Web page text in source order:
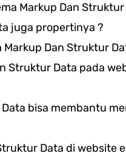
Markup Dan Struktur
juga propertinya ?
Dan Struktur
Struktur Data pada
bisa membantu
Data di website